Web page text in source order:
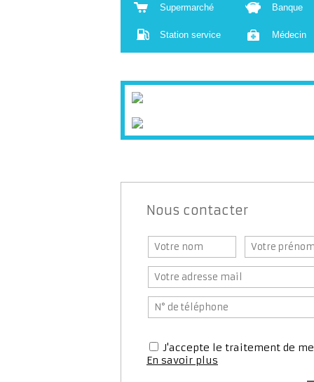
Supermarché Banque
Station service Médecin
Nous contacter
J'accepte le traitement de
En savoir plus